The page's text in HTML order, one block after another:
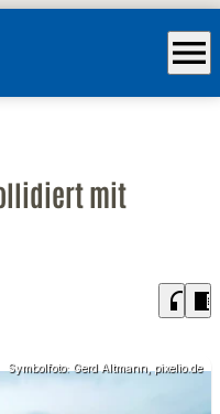
menu
mit
headphones chrome_reader_mode
Symbolfoto: Gerd Altmann, pixelio.de